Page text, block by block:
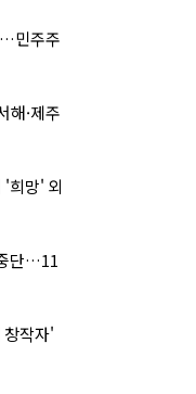
민주주
해·제주
'희망' 외
단…11
창작자'